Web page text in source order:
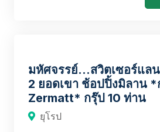
มหัศจรรย์...สวิตเซอร์แล
2 ยอดเขา ช้อปปิ้งมิลาน
Zermatt* กรุ๊ป 10 ท่าน
ยุโรป